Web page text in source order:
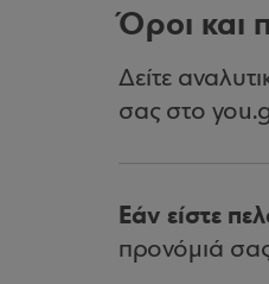
Όροι και
Δείτε
σας στο
Εάν είστε
προνόμιά